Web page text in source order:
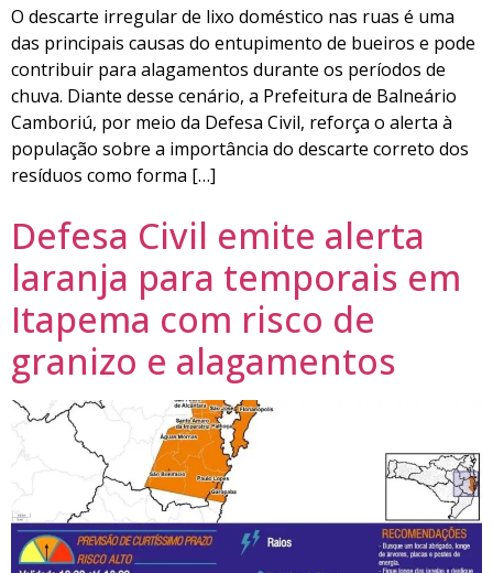
O descarte irregular de lixo doméstico nas ruas é uma
das principais causas do entupimento de bueiros e pode
contribuir para alagamentos durante os períodos de
chuva. Diante desse cenário, a Prefeitura de Balneário
Camboriú, por meio da Defesa Civil, reforça o alerta à
população sobre a importância do descarte correto dos
resíduos como forma […]
Defesa Civil emite alerta
laranja para temporais em
Itapema com risco de
granizo e alagamentos